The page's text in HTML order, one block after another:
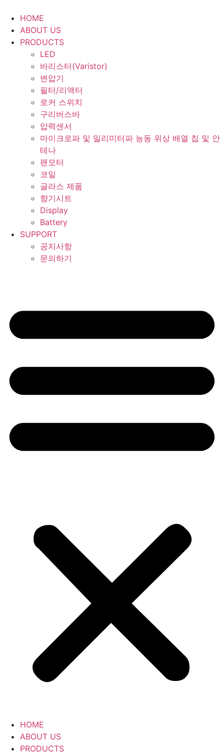
content
HOME
ABOUT US
PRODUCTS
LED
바리스터(Varistor)
변압기
필터/리액터
로커 스위치
구리버스바
압력센서
마이크로파 및 밀리미터파 능동 위상 배열 칩 및 안
테나
팬모터
코일
글라스 제품
향기시트
Display
Battery
SUPPORT
공지사항
문의하기
HOME
ABOUT US
PRODUCTS